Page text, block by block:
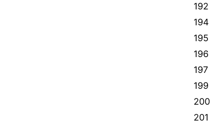
192
194
195
196
197
199
200
201